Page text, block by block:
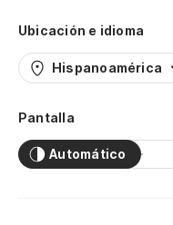
Ubicación e idioma
Hispanoamérica
Pantalla
Automático